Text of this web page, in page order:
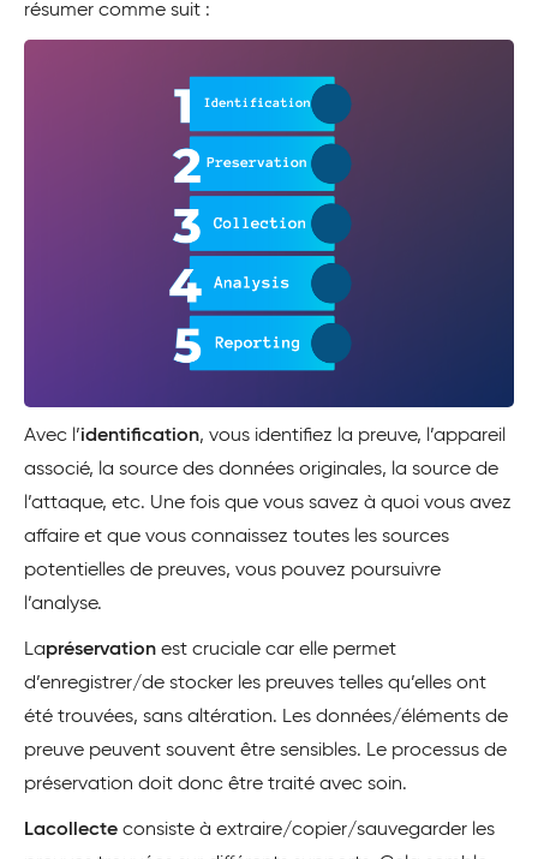
résumer comme suit :
Avec l’identification, vous identifiez la preuve, l’appareil
associé, la source des données originales, la source de
l’attaque, etc. Une fois que vous savez à quoi vous avez
affaire et que vous connaissez toutes les sources
potentielles de preuves, vous pouvez poursuivre
l’analyse.
Lapréservation est cruciale car elle permet
d’enregistrer/de stocker les preuves telles qu’elles ont
été trouvées, sans altération. Les données/éléments de
preuve peuvent souvent être sensibles. Le processus de
préservation doit donc être traité avec soin.
Lacollecte consiste à extraire/copier/sauvegarder les